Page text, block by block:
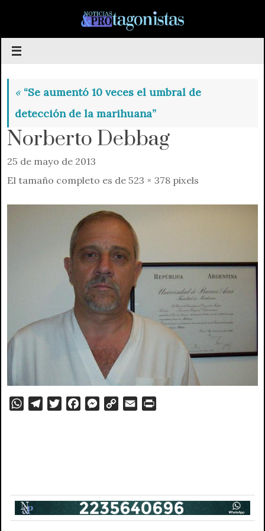
contenido
«“Se aumentó 10 veces el umbral de
detección de la marihuana”
Norberto Debbag
25 de mayo de 2013
El tamaño completo es de 523 × 378 pixels
WhatsApp
TelegramTwitterFacebookMessenger
Copy
Email